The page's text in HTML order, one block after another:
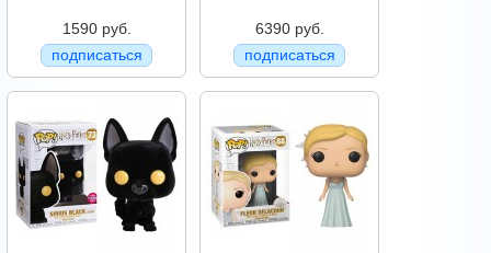
1590 руб.
подписаться
6390 руб.
подписаться